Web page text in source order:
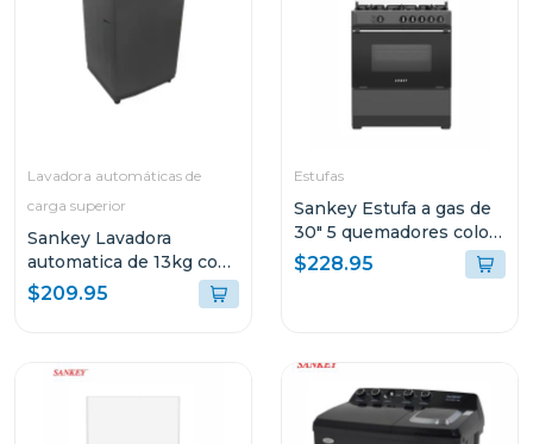
Lavadora automáticas de
carga superior
Sankey Lavadora
automatica de 13kg con
bomba de expulsion
wma1371
$209.95
Estufas
Sankey Estufa a gas de
30" 5 quemadores color
negro berta
$228.95